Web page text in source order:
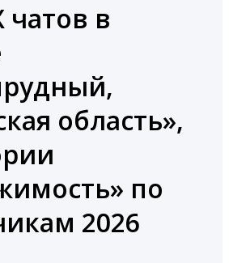
чатов в
область»,
по
2026